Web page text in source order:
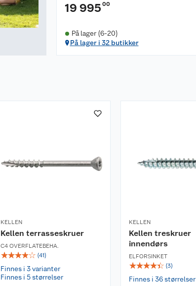
19 995 00
På lager (6-20)
På lager i 32 butikker
KELLEN
Kellen terrasseskruer
C4 OVERFLATEBEHA.
☆☆☆☆☆ (41)
Finnes i 3 varianter
Finnes i 5 størrelser
KELLEN
Kellen treskruer
innendørs
ELFORSINKET
☆☆☆☆☆ (3)
Finnes i 36 størrelser